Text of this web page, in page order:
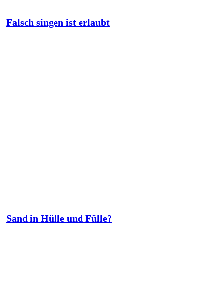
Falsch singen ist erlaubt
Sand in Hülle und Fülle?